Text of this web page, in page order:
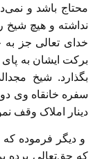
محتاج باشد و
نداشته و هیچ شیخ
خداى تعالى جز به
برکت ایشان به
بگذارد. شیخ
سفره خانقاه وى
دینار املاک وقف
و دیگر فرموده
که حق‌تعالى پرده